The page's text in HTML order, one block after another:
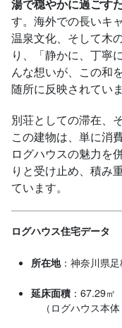
湯で穏やかに過ごす
す。海外での長いキ
温泉文化、そして木
り、「静かに、丁
んな想いが、この和
随所に反映されていま
別荘としての滞在、
この建物は、単に消
ログハウスの魅力を
りと受け止め、積み
ています。
ログハウス住宅データ
所在地：神奈川県
延床面積 ：67.29㎡
（ログハウス本体